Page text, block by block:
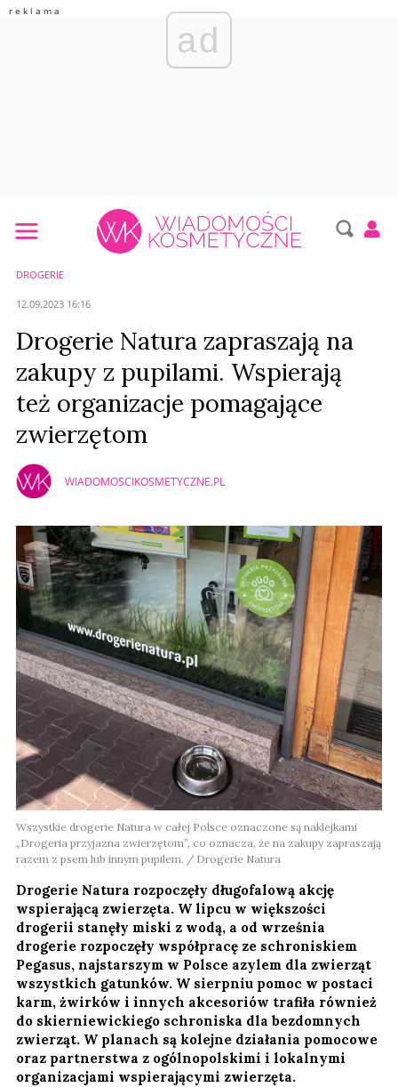
ad
DROGERIE
12.09.2023 16:16
Drogerie Natura zapraszają na
zakupy z pupilami. Wspierają
też organizacje pomagające
zwierzętom
WIADOMOSCIKOSMETYCZNE.PL
Wszystkie drogerie Natura w całej Polsce oznaczone są naklejkami
„Drogeria przyjazna zwierzętom”, co oznacza, że na zakupy zapraszają
razem z psem lub innym pupilem. / Drogerie Natura
Drogerie Natura rozpoczęły długofalową akcję
wspierającą zwierzęta. W lipcu w większości
drogerii stanęły miski z wodą, a od września
drogerie rozpoczęły współpracę ze schroniskiem
Pegasus, najstarszym w Polsce azylem dla zwierząt
wszystkich gatunków. W sierpniu pomoc w postaci
karm, żwirków i innych akcesoriów trafiła również
do skierniewickiego schroniska dla bezdomnych
zwierząt. W planach są kolejne działania pomocowe
oraz partnerstwa z ogólnopolskimi i lokalnymi
organizacjami wspierającymi zwierzęta.